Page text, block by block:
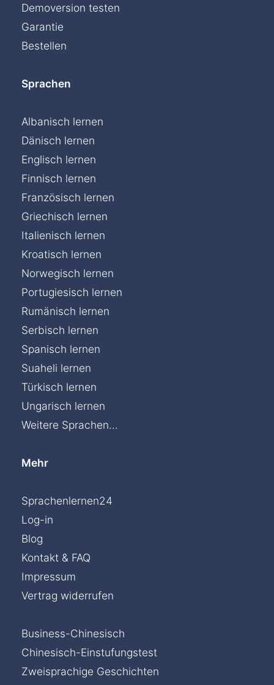
Demoversion testen
Garantie
Bestellen
Sprachen
Albanisch lernen
Dänisch lernen
Englisch lernen
Finnisch lernen
Französisch lernen
Griechisch lernen
Italienisch lernen
Kroatisch lernen
Norwegisch lernen
Portugiesisch lernen
Rumänisch lernen
Serbisch lernen
Spanisch lernen
Suaheli lernen
Türkisch lernen
Ungarisch lernen
Weitere Sprachen...
Mehr
Sprachenlernen24
Log-in
Blog
Kontakt & FAQ
Impressum
Vertrag widerrufen
Business-Chinesisch
Chinesisch-Einstufungstest
Zweisprachige Geschichten